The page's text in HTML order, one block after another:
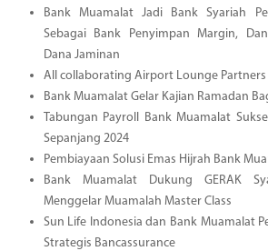
Bank Muamalat Jadi Bank Syariah
Sebagai Bank Penyimpan Margin,
Dana Jaminan
All collaborating Airport Lounge Partners
Bank Muamalat Gelar Kajian Ramadan
Tabungan Payroll Bank Muamalat
Sepanjang 2024
Pembiayaan Solusi Emas Hijrah Bank
Bank Muamalat Dukung GERAK
Menggelar Muamalah Master Class
Sun Life Indonesia dan Bank Muamalat
Strategis Bancassurance